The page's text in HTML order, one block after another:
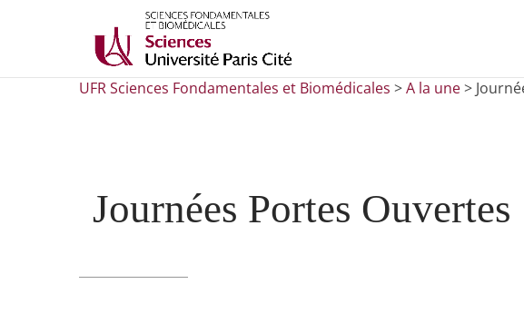
UFR Sciences Fondamentales et Biomédicales >A la une>
Journées Portes Ouvertes